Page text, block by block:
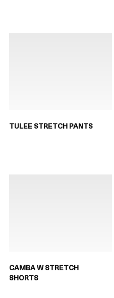
TULEE STRETCH PANTS
CAMBA W STRETCH
SHORTS